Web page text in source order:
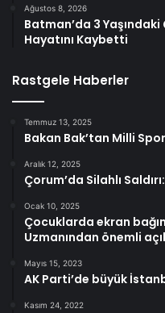
Ağustos 8, 2026
Batman’da 3
Hayatını Kaybetti
Rastgele Haberler
Temmuz 13, 2025
Bakan Bak’tan Milli
Aralık 12, 2025
Çorum’da Silahlı
Ocak 10, 2025
Çocuklarda ekran
Uzmanından önemli
Mayıs 15, 2023
AK Parti’de büyük
Kasım 24, 2022